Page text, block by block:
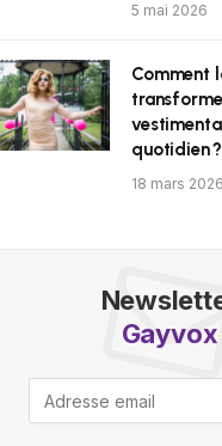
5 mai 2026
Comment
quotidien ?
18 mars 2026
Gayvox